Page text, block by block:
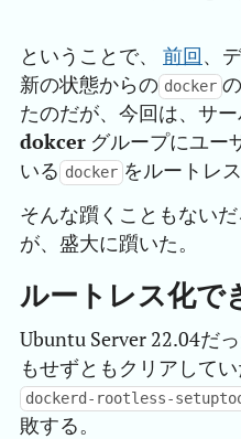
ということで、 前回、
新の状態からの docker
たのだが、今回は、サ
dokcer グループにユー
いる docker をルートレ
そんな躓くこともない
が、盛大に躓いた。
ルートレス化で
Ubuntu Server 22.04だ
もせずともクリアしてい
dockerd-rootless-
敗する。